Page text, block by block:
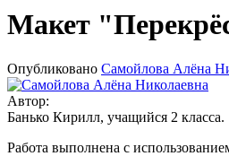
Макет
Опубликовано Самойлова Алёна
Автор:
Банько Кирилл, учащийся 2 класса.
Работа выполнена с